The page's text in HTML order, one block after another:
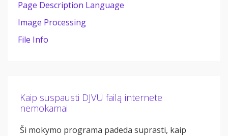
Page Description Language
Image Processing
File Info
Kaip suspausti DJVU failą internete
nemokamai
Ši mokymo programa padeda suprasti, kaip